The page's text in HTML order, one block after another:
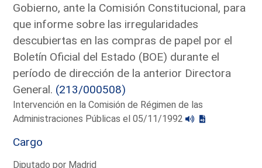
Gobierno, ante la Comisión Constitucional, para
que informe sobre las irregularidades
descubiertas en las compras de papel por el
Boletín Oficial del Estado (BOE) durante el
período de dirección de la anterior Directora
General. (213/000508)
Intervención en la Comisión de Régimen de las
Administraciones Públicas el 05/11/1992
Cargo
Diputado por Madrid